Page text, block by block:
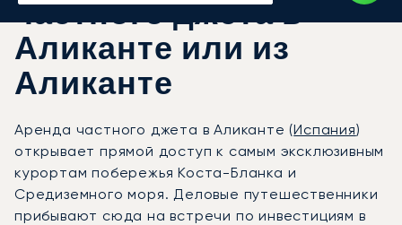
частного джета в
Аликанте или из
Аликанте
Аренда частного джета в Аликанте (Испания)
открывает прямой доступ к самым эксклюзивным
курортам побережья Коста-Бланка и
Средиземного моря. Деловые путешественники
прибывают сюда на встречи по инвестициям в